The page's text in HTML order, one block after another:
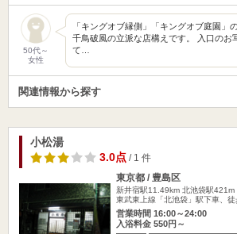
50代～
女性
「キングオブ縁側」「キングオブ庭園」
千鳥破風の立派な店構えです。 入口のお
て…
関連情報から探す
小松湯
3.0点/ 1 件
東京都 / 豊島区
新井宿駅11.49km 北池袋駅421m
東武東上線「北池袋」駅下車、
営業時間 16:00～24:00
入浴料金 550円～